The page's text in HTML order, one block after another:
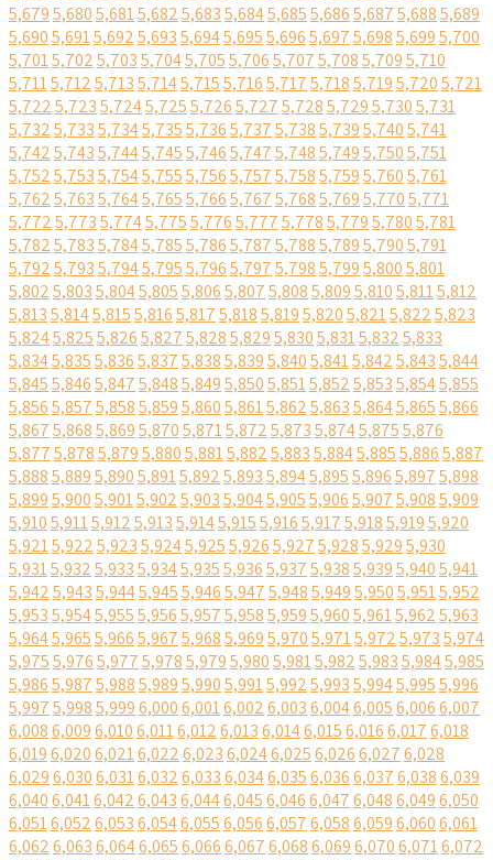
5,6795,6805,6815,6825,6835,6845,6855,6865,6875,6885,689
5,6905,6915,6925,6935,6945,6955,6965,6975,6985,6995,700
5,7015,7025,7035,7045,7055,7065,7075,7085,7095,710
5,7115,7125,7135,7145,7155,7165,7175,7185,7195,7205,721
5,7225,7235,7245,7255,7265,7275,7285,7295,7305,731
5,7325,7335,7345,7355,7365,7375,7385,7395,7405,741
5,7425,7435,7445,7455,7465,7475,7485,7495,7505,751
5,7525,7535,7545,7555,7565,7575,7585,7595,7605,761
5,7625,7635,7645,7655,7665,7675,7685,7695,7705,771
5,7725,7735,7745,7755,7765,7775,7785,7795,7805,781
5,7825,7835,7845,7855,7865,7875,7885,7895,7905,791
5,7925,7935,7945,7955,7965,7975,7985,7995,8005,801
5,8025,8035,8045,8055,8065,8075,8085,8095,8105,8115,812
5,8135,8145,8155,8165,8175,8185,8195,8205,8215,8225,823
5,8245,8255,8265,8275,8285,8295,8305,8315,8325,833
5,8345,8355,8365,8375,8385,8395,8405,8415,8425,8435,844
5,8455,8465,8475,8485,8495,8505,8515,8525,8535,8545,855
5,8565,8575,8585,8595,8605,8615,8625,8635,8645,8655,866
5,8675,8685,8695,8705,8715,8725,8735,8745,8755,876
5,8775,8785,8795,8805,8815,8825,8835,8845,8855,8865,887
5,8885,8895,8905,8915,8925,8935,8945,8955,8965,8975,898
5,8995,9005,9015,9025,9035,9045,9055,9065,9075,9085,909
5,9105,9115,9125,9135,9145,9155,9165,9175,9185,9195,920
5,9215,9225,9235,9245,9255,9265,9275,9285,9295,930
5,9315,9325,9335,9345,9355,9365,9375,9385,9395,9405,941
5,9425,9435,9445,9455,9465,9475,9485,9495,9505,9515,952
5,9535,9545,9555,9565,9575,9585,9595,9605,9615,9625,963
5,9645,9655,9665,9675,9685,9695,9705,9715,9725,9735,974
5,9755,9765,9775,9785,9795,9805,9815,9825,9835,9845,985
5,9865,9875,9885,9895,9905,9915,9925,9935,9945,9955,996
5,9975,9985,9996,0006,0016,0026,0036,0046,0056,0066,007
6,0086,0096,0106,0116,0126,0136,0146,0156,0166,0176,018
6,0196,0206,0216,0226,0236,0246,0256,0266,0276,028
6,0296,0306,0316,0326,0336,0346,0356,0366,0376,0386,039
6,0406,0416,0426,0436,0446,0456,0466,0476,0486,0496,050
6,0516,0526,0536,0546,0556,0566,0576,0586,0596,0606,061
6,0626,0636,0646,0656,0666,0676,0686,0696,0706,0716,072